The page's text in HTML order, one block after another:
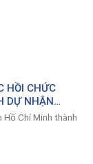
HỒI CHỨC
DỰ NHẬN
Hồ Chí Minh thành